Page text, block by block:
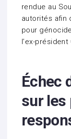
rendue au
autorités afin
pour
l’ex-président
Échec
sur les